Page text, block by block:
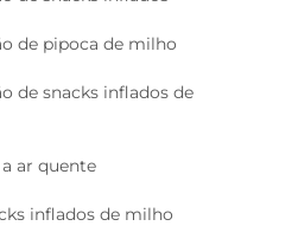
de pipoca de milho
de snacks inflados de
ar quente
inflados de milho